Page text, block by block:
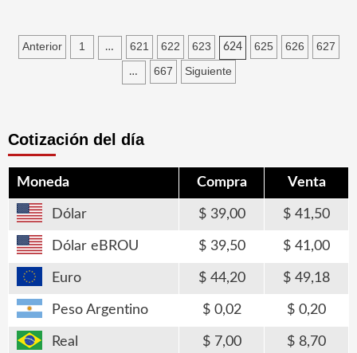
Paginación
Anterior 1 … 621 622 623 624 625 626 627
… 667 Siguiente
Cotización del día
Moneda Compra Venta
Dólar 39,00 41,50
Dólar eBROU 39,50 41,00
Euro 44,20 49,18
Peso Argentino 0,02 0,20
Real 7,00 8,70